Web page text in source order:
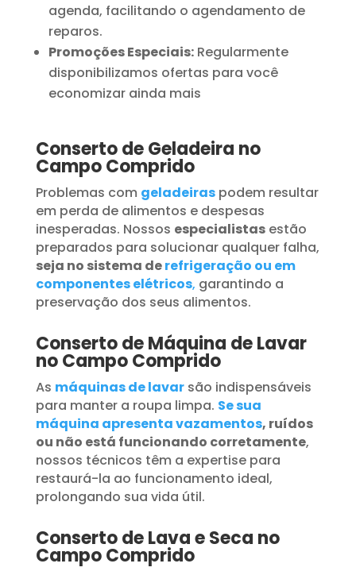
agenda, facilitando o agendamento de
reparos.
Promoções Especiais:Regularmente
disponibilizamos ofertas para você
economizar ainda mais
Conserto de Geladeira no
Campo Comprido
Problemas com geladeiraspodem resultar
em perda de alimentos e despesas
inesperadas. Nossos especialistasestão
preparados para solucionar qualquer falha,
seja no sistema derefrigeração ou em
componentes elétricos, garantindo a
preservação dos seus alimentos.
Conserto de Máquina de Lavar
no Campo Comprido
As máquinas de lavar são indispensáveis
para manter a roupa limpa. Se sua
máquina apresenta vazamentos, ruídos
ou não está funcionando corretamente,
nossos técnicos têm a expertise para
restaurá-la ao funcionamento ideal,
prolongando sua vida útil.
Conserto de Lava e Seca no
Campo Comprido